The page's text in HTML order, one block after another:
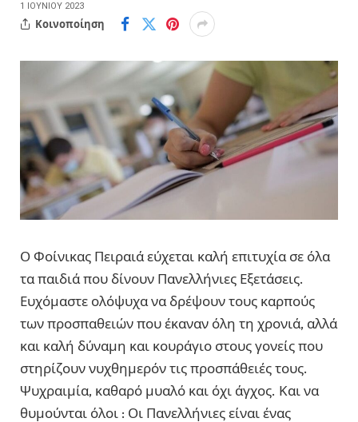
1 ΙΟΥΝΊΟΥ 2023
Κοινοποίηση
Ο Φοίνικας Πειραιά εύχεται καλή επιτυχία σε όλα
τα παιδιά που δίνουν Πανελλήνιες Εξετάσεις.
Ευχόμαστε ολόψυχα να δρέψουν τους καρπούς
των προσπαθειών που έκαναν όλη τη χρονιά, αλλά
και καλή δύναμη και κουράγιο στους γονείς που
στηρίζουν νυχθημερόν τις προσπάθειές τους.
Ψυχραιμία, καθαρό μυαλό και όχι άγχος. Και να
θυμούνται όλοι : Οι Πανελλήνιες είναι ένας